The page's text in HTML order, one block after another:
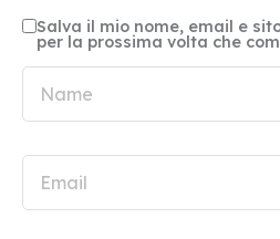
Salva il mio nome, email e
per la prossima volta che